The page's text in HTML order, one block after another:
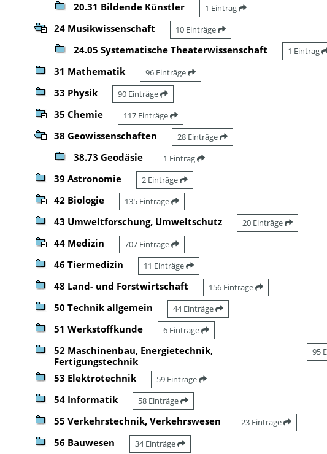
20.31 Bildende Künstler 1 Eintrag
24 Musikwissenschaft 10 Einträge
24.05 Systematische Theaterwissenschaft 1 Eintrag
31 Mathematik 96 Einträge
33 Physik 90 Einträge
35 Chemie 117 Einträge
38 Geowissenschaften 28 Einträge
38.73 Geodäsie 1 Eintrag
39 Astronomie 2 Einträge
42 Biologie 135 Einträge
43 Umweltforschung, Umweltschutz 20 Einträge
44 Medizin 707 Einträge
46 Tiermedizin 11 Einträge
48 Land- und Forstwirtschaft 156 Einträge
50 Technik allgemein 44 Einträge
51 Werkstoffkunde 6 Einträge
52 Maschinenbau, Energietechnik,
Fertigungstechnik
95
53 Elektrotechnik 59 Einträge
54 Informatik 58 Einträge
55 Verkehrstechnik, Verkehrswesen 23 Einträge
56 Bauwesen 34 Einträge